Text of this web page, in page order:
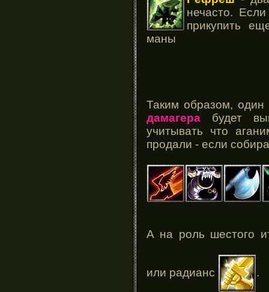
нечасто.
прикупить
маны
Таким образом,
дамагера будет
учитывать что
продали - если
А на роль шестого
или радианс .